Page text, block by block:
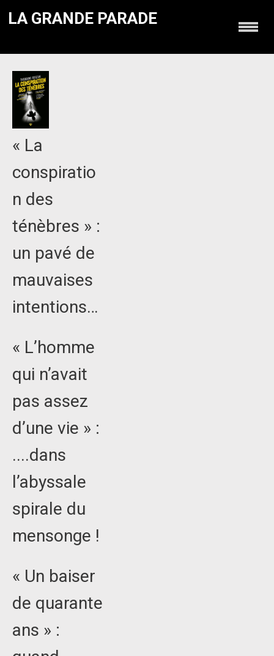
LA GRANDE PARADE
« La
conspiratio
n des
ténèbres » :
un pavé de
mauvaises
intentions…
« L’homme
qui n’avait
pas assez
d’une vie » :
....dans
l’abyssale
spirale du
mensonge !
« Un baiser
de quarante
ans » :